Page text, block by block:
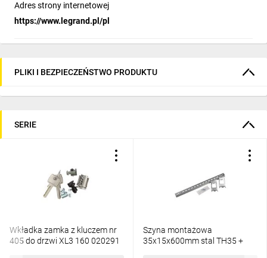
Adres strony internetowej
https://www.legrand.pl/pl
PLIKI I BEZPIECZEŃSTWO PRODUKTU
SERIE
Wkładka zamka z kluczem nr
405 do drzwi XL3 160 020291
Szyna montażowa
35x15x600mm stal TH35 +